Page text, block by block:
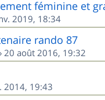
féminine et
2019, 18:34
rando 87
20 août 2016, 19:32
2014, 19:43